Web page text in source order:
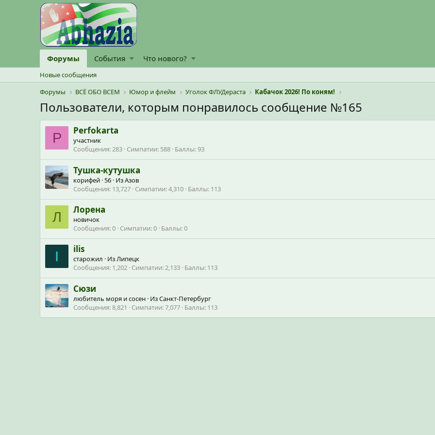
Форумы События Что нового?
Новые сообщения
Форумы
ВСЁ ОБО ВСЕМ Юмор и флейм Уголок ФЛУДераста Кабачок 2026! По коням!
Пользователи, которым понравилось сообщение №165
P Perfokarta
участник
Сообщения 283 Симпатии 588 Баллы 93
Тушка-кутушка
корифей · 56 · ИзАзов
Сообщения 13,727 Симпатии 4,310 Баллы 113
Л Лорена
новичок
Сообщения 0 Симпатии 0 Баллы 0
I ilis
старожил · ИзЛипецк
Сообщения 1,202 Симпатии 2,133 Баллы 113
Сюзи
любитель моря и сосен · ИзСанкт-Петербург
Сообщения 8,821 Симпатии 7,077 Баллы 113